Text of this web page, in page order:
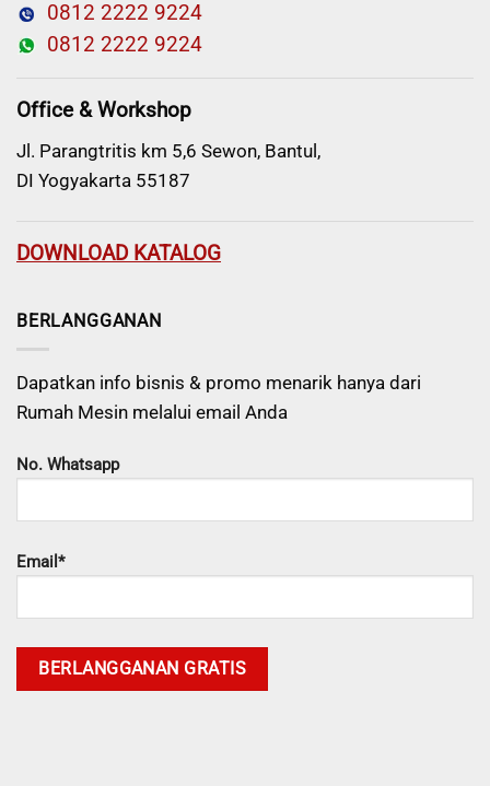
0812 2222 9224
0812 2222 9224
Office & Workshop
Jl. Parangtritis km 5,6 Sewon, Bantul,
DI Yogyakarta 55187
DOWNLOAD KATALOG
BERLANGGANAN
Dapatkan info bisnis & promo menarik hanya dari
Rumah Mesin melalui email Anda
No. Whatsapp
Email*